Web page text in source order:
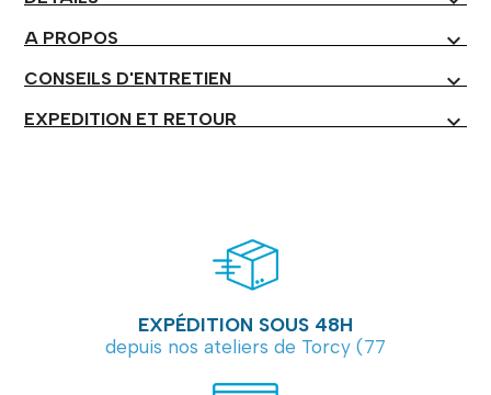
A PROPOS expand_more
CONSEILS D'ENTRETIEN expand_more
EXPEDITION ET RETOUR expand_more
EXPÉDITION SOUS 48H
depuis nos ateliers de Torcy (77